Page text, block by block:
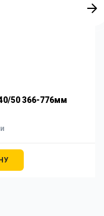
50 366-776мм